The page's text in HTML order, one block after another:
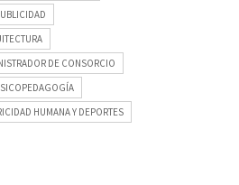
DE CONSORCIO
HUMANA Y DEPORTES